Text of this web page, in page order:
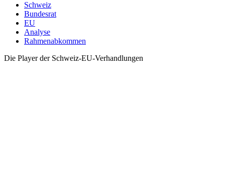
Schweiz
Bundesrat
EU
Analyse
Rahmenabkommen
Die Player der Schweiz-EU-Verhandlungen